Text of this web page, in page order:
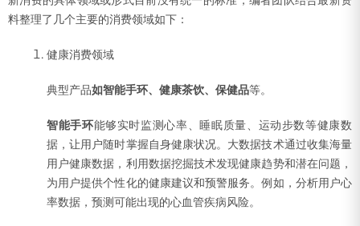
料整理了几个主要的消费领域如下：
健康消费领域
典型产品如智能手环、健康茶饮、保健品等。
智能手环能够实时监测心率、睡眠质量、运动步数等健康数
据，让用户随时掌握自身健康状况。大数据技术通过收集海量
用户健康数据，利用数据挖掘技术发现健康趋势和潜在问题，
为用户提供个性化的健康建议和预警服务。例如，分析用户心
率数据，预测可能出现的心血管疾病风险。